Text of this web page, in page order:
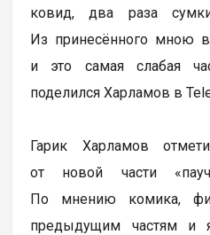
ковид, два раза
Из принесённого мною
и это самая слабая
поделился Харламов в
Гарик Харламов
от новой части
По мнению комика,
предыдущим частям и